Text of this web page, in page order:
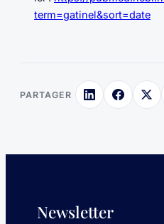
term=gatinel&sort=date
PARTAGER
Newsletter